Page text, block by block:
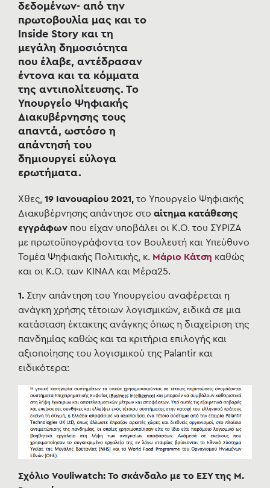
δεδομένων- από την
πρωτοβουλία μας και το
Inside Story και τη
μεγάλη δημοσιότητα
που έλαβε, αντέδρασαν
έντονα και τα κόμματα
της αντιπολίτευσης. Το
Υπουργείο Ψηφιακής
Διακυβέρνησης τους
απαντά, ωστόσο η
απάντησή του
δημιουργεί εύλογα
ερωτήματα.
Χθες, 19 Ιανουαρίου 2021, το Υπουργείο Ψηφιακής
Διακυβέρνησης απάντησε στο αίτημα κατάθεσης
εγγράφων που είχαν υποβάλει οι Κ.Ο. του ΣΥΡΙΖΑ
με πρωτοϋπογράφοντα τον Βουλευτή και Υπεύθυνο
Τομέα Ψηφιακής Πολιτικής, κ. Μάριο Κάτση καθώς
και οι Κ.Ο. των ΚΙΝΑΛ και Μέρα25.
1. Στην απάντηση του Υπουργείου αναφέρεται η
ανάγκη χρήσης τέτοιων λογισμικών, ειδικά σε μια
κατάσταση έκτακτης ανάγκης όπως η διαχείριση της
πανδημίας καθώς και τα κριτήρια επιλογής και
αξιοποίησης του λογισμικού της Palantir και
ειδικότερα:
Σχόλιο Vouliwatch: Το σκάνδαλο με το ΕΣΥ της Μ.